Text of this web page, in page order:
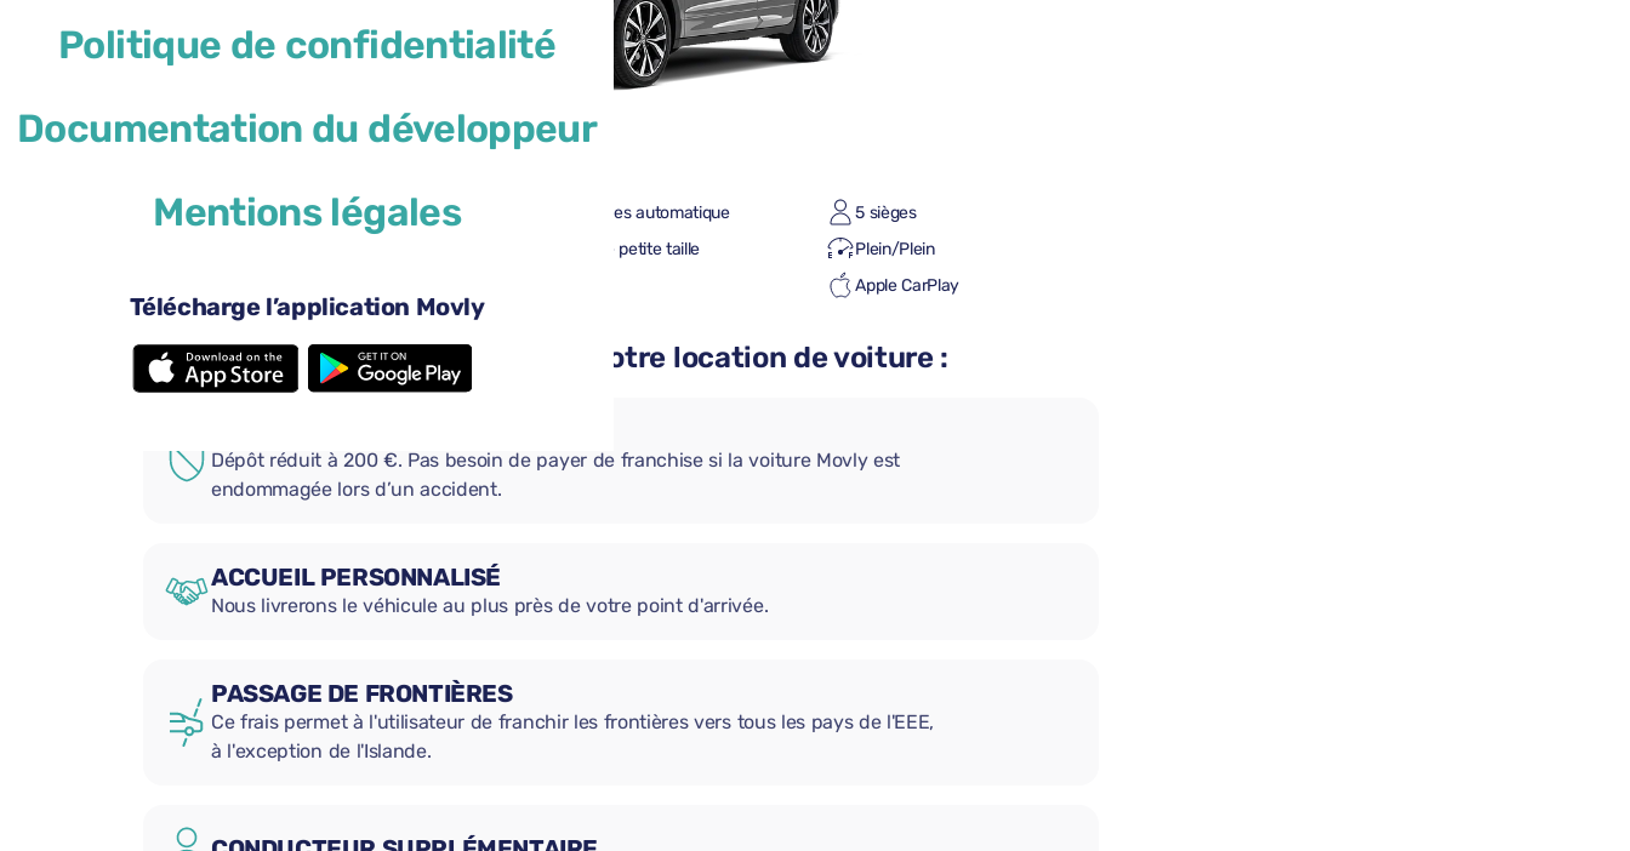
Politique de confidentialité
Documentation du développeur
Mentions légales
Télécharge l’application Movly
4 portes Boîte à vitesses automatique
5 sièges
Une valise de petite taille
Plein/Plein
Apple CarPlay
Caméra de recul
Ajoutez des options pratiques à votre location de voiture :
Dépôt réduit à 200 €. Pas besoin de payer de franchise si la voiture Movly est
endommagée lors d’un accident.
ACCUEIL PERSONNALISÉ
Nous livrerons le véhicule au plus près de votre point d'arrivée.
PASSAGE DE FRONTIÈRES
Ce frais permet à l'utilisateur de franchir les frontières vers tous les pays de l'EEE,
à l'exception de l'Islande.